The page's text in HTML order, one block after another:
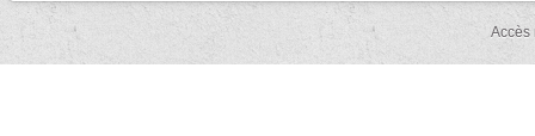
Accès